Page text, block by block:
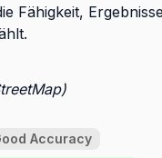
Fähigkeit,
Accuracy